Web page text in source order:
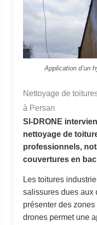
Application d’un
Nettoyage de
à Persan
SI-DRONE
nettoyage de
professionnels,
couvertures en
Les toitures
salissures dues aux
présenter des
drones permet une